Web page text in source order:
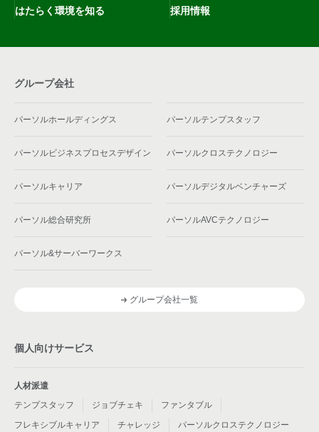
はたらく環境を知る 採用情報
グループ会社
パーソルホールディングス パーソルテンプスタッフ
パーソルビジネスプロセスデザイン パーソルクロステクノロジー
パーソルキャリア パーソルデジタルベンチャーズ
パーソル総合研究所 パーソルAVCテクノロジー
パーソル&サーバーワークス
グループ会社一覧
個人向けサービス
人材派遣
テンプスタッフ
ジョブチェキ
ファンタブル
フレキシブルキャリア
チャレッジ パーソルクロステクノロジー